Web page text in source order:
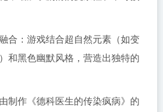
合：游戏结合超自然元素（如变
和黑色幽默风格，营造出独特的
制作《德科医生的传染疯病》的